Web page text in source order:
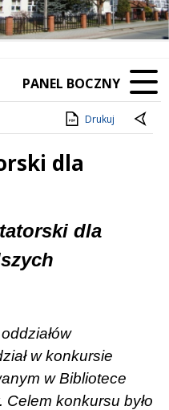
PANEL BOCZNY
Drukuj
dla
dla
w konkursie
w Bibliotece
konkursu było